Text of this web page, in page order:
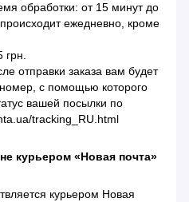
обработки: от 15 минут до
ежедневно, кроме
отправки заказа вам будет
с помощью которого
вашей посылки по
tracking_RU.html
курьером «Новая почта»
курьером Новая